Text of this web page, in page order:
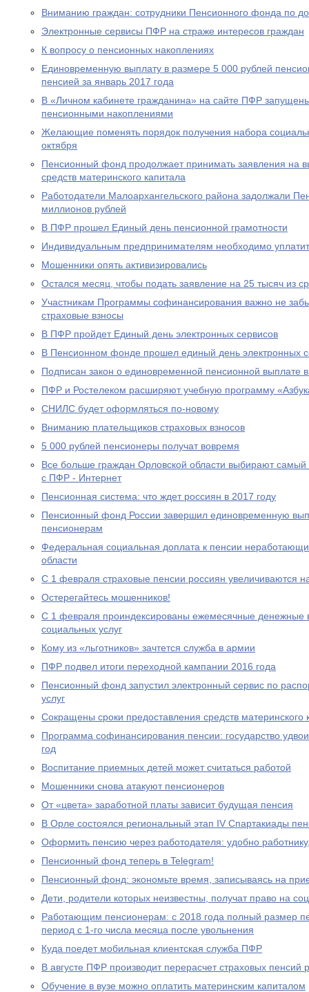
Вниманию граждан: сотрудники Пенсионного фонда по
Электронные сервисы ПФР на страже интересов граждан
К вопросу о пенсионных накоплениях
Единовременную выплату в размере 5 000 рублей
пенсией за январь 2017 года
В «Личном кабинете гражданина» на сайте ПФР
пенсионными накоплениями
Желающие поменять порядок получения набора
октября
Пенсионный фонд продолжает принимать заявления на
средств материнского капитала
Работодатели Малоархангельского района задолжали
миллионов рублей
В ПФР прошел Единый день пенсионной грамотности
Индивидуальным предпринимателям необходимо
Мошенники опять активизировались
Остался месяц, чтобы подать заявление на 25 тысяч из
Участникам Программы софинансирования важно не
страховые взносы
В ПФР пройдет Единый день электронных сервисов
В Пенсионном фонде прошел единый день электронных
Подписан закон о единовременной пенсионной выплате
ПФР и Ростелеком расширяют учебную программу
СНИЛС будет оформляться по-новому
Вниманию плательщиков страховых взносов
5 000 рублей пенсионеры получат вовремя
Все больше граждан Орловской области выбирают
с ПФР - Интернет
Пенсионная система: что ждет россиян в 2017 году
Пенсионный фонд России завершил единовременную
пенсионерам
Федеральная социальная доплата к пенсии
области
С 1 февраля страховые пенсии россиян увеличиваются
Остерегайтесь мошенников!
С 1 февраля проиндексированы ежемесячные денежные
социальных услуг
Кому из «льготников» зачтется служба в армии
ПФР подвел итоги переходной кампании 2016 года
Пенсионный фонд запустил электронный сервис по
услуг
Сокращены сроки предоставления средств материнского
Программа софинансирования пенсии: государство
год
Воспитание приемных детей может считаться работой
Мошенники снова атакуют пенсионеров
От «цвета» заработной платы зависит будущая пенсия
В Орле состоялся региональный этап IV Спартакиады
Оформить пенсию через работодателя: удобно
Пенсионный фонд теперь в Telegram!
Пенсионный фонд: экономьте время, записываясь на
Дети, родители которых неизвестны, получат право на
Работающим пенсионерам: с 2018 года полный размер
период с 1-го числа месяца после увольнения
Куда поедет мобильная клиентская служба ПФР
В августе ПФР производит перерасчет страховых
Обучение в вузе можно оплатить материнским капиталом